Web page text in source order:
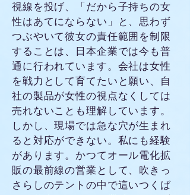
視線を投げ、「だから子持ちの女
性はあてにならない」と、思わず
つぶやいて彼女の責任範囲を制限
することは、日本企業では今も普
通に行われています。会社は女性
を戦力として育てたいと願い、自
社の製品が女性の視点なくしては
売れないことも理解しています。
しかし、現場では急な穴が生まれ
ると対応ができない。私にも経験
があります。かつてオール電化拡
販の最前線の営業として、吹きっ
さらしのテントの中で這いつくば